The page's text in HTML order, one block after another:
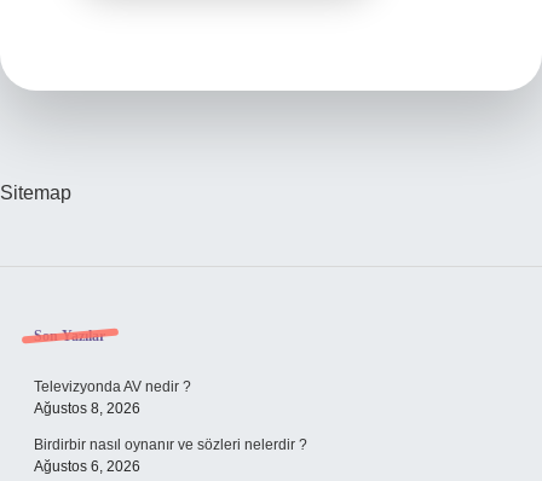
Sitemap
Sidebar
Son Yazılar
Televizyonda AV nedir ?
Ağustos 8, 2026
Birdirbir nasıl oynanır ve sözleri nelerdir ?
Ağustos 6, 2026